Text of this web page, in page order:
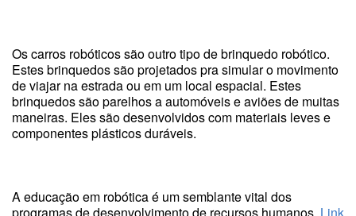
Os carros robóticos são outro tipo de brinquedo robótico.
Estes brinquedos são projetados pra simular o movimento
de viajar na estrada ou em um local espacial. Estes
brinquedos são parelhos a automóveis e aviões de muitas
maneiras. Eles são desenvolvidos com materiais leves e
componentes plásticos duráveis.
A educação em robótica é um semblante vital dos